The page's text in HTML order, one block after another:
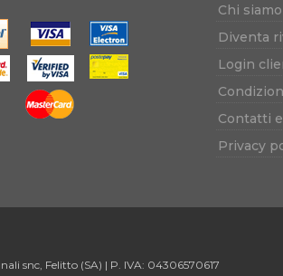
Chi siamo
Diventa
Login
Contatti
Privacy
snc, Felitto (SA) | P. IVA: 04306570617